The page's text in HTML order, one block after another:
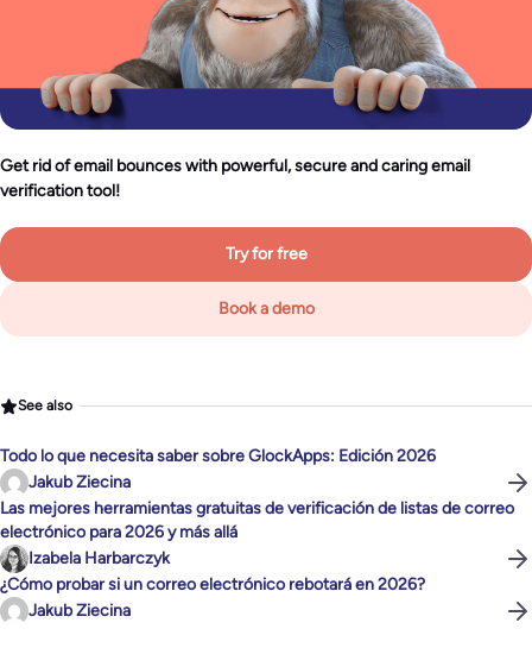
Get rid of email bounces with powerful, secure and caring email
verification tool!
Try for free
Book a demo
See also
Todo lo que necesita saber sobre GlockApps: Edición 2026
Jakub Ziecina
Las mejores herramientas gratuitas de verificación de listas de correo
electrónico para 2026 y más allá
Izabela Harbarczyk
¿Cómo probar si un correo electrónico rebotará en 2026?
Jakub Ziecina